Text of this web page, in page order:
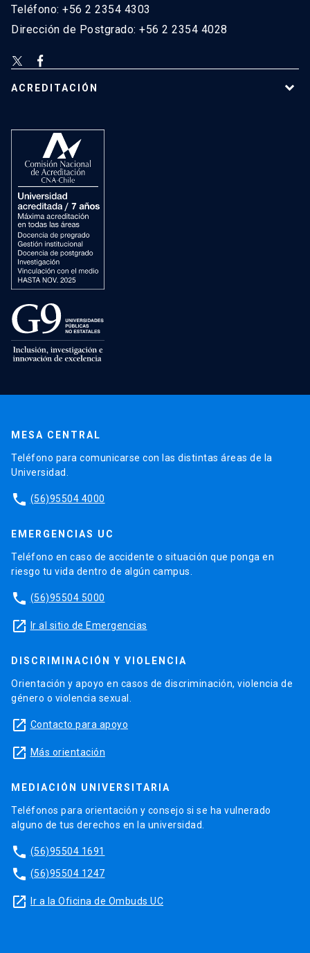
Teléfono: +56 2 2354 4303
Dirección de Postgrado: +56 2 2354 4028
ACREDITACIÓN
MESA CENTRAL
Teléfono para comunicarse con las distintas áreas de la
Universidad.
phone (56)95504 4000
EMERGENCIAS UC
Teléfono en caso de accidente o situación que ponga en
riesgo tu vida dentro de algún campus.
phone (56)95504 5000
launch Ir al sitio de Emergencias
DISCRIMINACIÓN Y VIOLENCIA
Orientación y apoyo en casos de discriminación, violencia de
género o violencia sexual.
launch Contacto para apoyo
launch Más orientación
MEDIACIÓN UNIVERSITARIA
Teléfonos para orientación y consejo si se ha vulnerado
alguno de tus derechos en la universidad.
phone (56)95504 1691
phone (56)95504 1247
launch Ir a la Oficina de Ombuds UC